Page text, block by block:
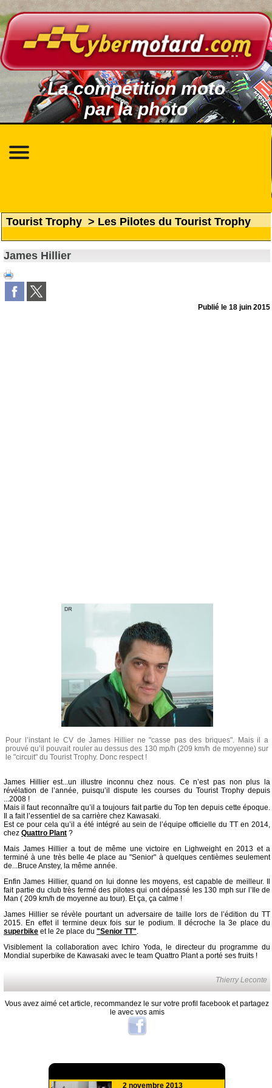
La compétition moto
par la photo
Tourist Trophy > Les Pilotes du Tourist Trophy
James Hillier
Publié le18 juin 2015
Pour l’instant le CV de James Hillier ne "casse pas des briques". Mais il a
prouvé qu’il pouvait rouler au dessus des 130 mp/h (209 km/h de moyenne) sur
le "circuit" du Tourist Trophy. Donc respect !
James Hillier est...un illustre inconnu chez nous. Ce n’est pas non plus la
révélation de l’année, puisqu’il dispute les courses du Tourist Trophy depuis
...2008 !
Mais il faut reconnaître qu’il a toujours fait partie du Top ten depuis cette époque.
Il a fait l’essentiel de sa carrière chez Kawasaki.
Est ce pour cela qu’il a été intégré au sein de l’équipe officielle du TT en 2014,
chez Quattro Plant ?
Mais James Hillier a tout de même une victoire en Lighweight en 2013 et a
terminé à une très belle 4e place au "Senior" à quelques centièmes seulement
de...Bruce Anstey, la même année.
Enfin James Hillier, quand on lui donne les moyens, est capable de meilleur. Il
fait partie du club très fermé des pilotes qui ont dépassé les 130 mph sur l’Ile de
Man ( 209 km/h de moyenne au tour). Et ça, ça calme !
James Hillier se révèle pourtant un adversaire de taille lors de l’édition du TT
2015. En effet il termine deux fois sur le podium. Il décroche la 3e place du
superbike et le 2e place du "Senior TT".
Visiblement la collaboration avec Ichiro Yoda, le directeur du programme du
Mondial superbike de Kawasaki avec le team Quattro Plant a porté ses fruits !
Thierry Leconte
Vous avez aimé cet article, recommandez le sur votre profil facebook et partagez
le avec vos amis
2 novembre 2013